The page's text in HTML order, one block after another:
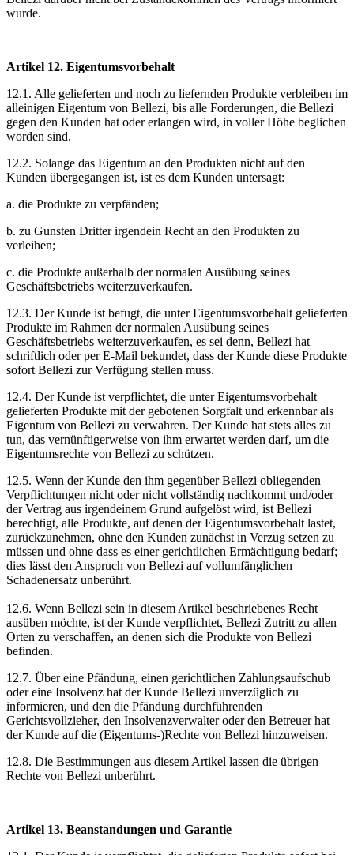
wurde.
Artikel 12. Eigentumsvorbehalt
12.1. Alle gelieferten und noch zu liefernden Produkte verbleiben im
alleinigen Eigentum von Bellezi, bis alle Forderungen, die Bellezi
gegen den Kunden hat oder erlangen wird, in voller Höhe beglichen
worden sind.
12.2. Solange das Eigentum an den Produkten nicht auf den
Kunden übergegangen ist, ist es dem Kunden untersagt:
a. die Produkte zu verpfänden;
b. zu Gunsten Dritter irgendein Recht an den Produkten zu
verleihen;
c. die Produkte außerhalb der normalen Ausübung seines
Geschäftsbetriebs weiterzuverkaufen.
12.3. Der Kunde ist befugt, die unter Eigentumsvorbehalt gelieferten
Produkte im Rahmen der normalen Ausübung seines
Geschäftsbetriebs weiterzuverkaufen, es sei denn, Bellezi hat
schriftlich oder per E-Mail bekundet, dass der Kunde diese Produkte
sofort Bellezi zur Verfügung stellen muss.
12.4. Der Kunde ist verpflichtet, die unter Eigentumsvorbehalt
gelieferten Produkte mit der gebotenen Sorgfalt und erkennbar als
Eigentum von Bellezi zu verwahren. Der Kunde hat stets alles zu
tun, das vernünftigerweise von ihm erwartet werden darf, um die
Eigentumsrechte von Bellezi zu schützen.
12.5. Wenn der Kunde den ihm gegenüber Bellezi obliegenden
Verpflichtungen nicht oder nicht vollständig nachkommt und/oder
der Vertrag aus irgendeinem Grund aufgelöst wird, ist Bellezi
berechtigt, alle Produkte, auf denen der Eigentumsvorbehalt lastet,
zurückzunehmen, ohne den Kunden zunächst in Verzug setzen zu
müssen und ohne dass es einer gerichtlichen Ermächtigung bedarf;
dies lässt den Anspruch von Bellezi auf vollumfänglichen
Schadenersatz unberührt.
12.6. Wenn Bellezi sein in diesem Artikel beschriebenes Recht
ausüben möchte, ist der Kunde verpflichtet, Bellezi Zutritt zu allen
Orten zu verschaffen, an denen sich die Produkte von Bellezi
befinden.
12.7. Über eine Pfändung, einen gerichtlichen Zahlungsaufschub
oder eine Insolvenz hat der Kunde Bellezi unverzüglich zu
informieren, und den die Pfändung durchführenden
Gerichtsvollzieher, den Insolvenzverwalter oder den Betreuer hat
der Kunde auf die (Eigentums-)Rechte von Bellezi hinzuweisen.
12.8. Die Bestimmungen aus diesem Artikel lassen die übrigen
Rechte von Bellezi unberührt.
Artikel 13. Beanstandungen und Garantie